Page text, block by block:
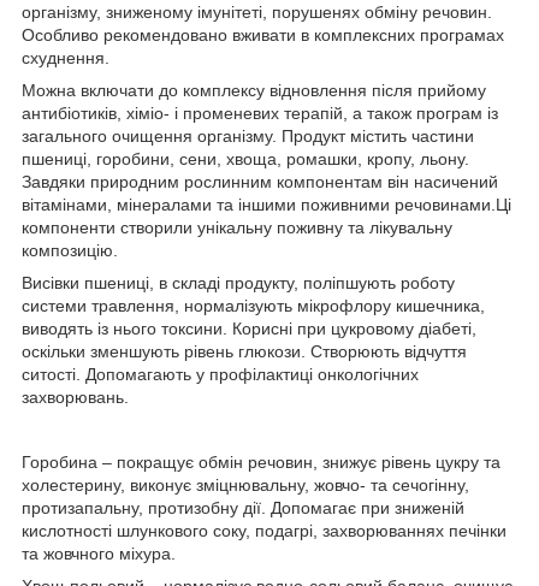
організму, зниженому імунітеті, порушенях обміну речовин.
Особливо рекомендовано вживати в комплексних програмах
схуднення.
Можна включати до комплексу відновлення після прийому
антибіотиків, хіміо- і променевих терапій, а також програм із
загального очищення організму. Продукт містить частини
пшениці, горобини, сени, хвоща, ромашки, кропу, льону.
Завдяки природним рослинним компонентам він насичений
вітамінами, мінералами та іншими поживними речовинами.Ці
компоненти створили унікальну поживну та лікувальну
композицію.
Висівки пшениці, в складі продукту, поліпшують роботу
системи травлення, нормалізують мікрофлору кишечника,
виводять із нього токсини. Корисні при цукровому діабеті,
оскільки зменшують рівень глюкози. Створюють відчуття
ситості. Допомагають у профілактиці онкологічних
захворювань.
Горобина – покращує обмін речовин, знижує рівень цукру та
холестерину, виконує зміцнювальну, жовчо- та сечогінну,
протизапальну, протизобну дії. Допомагає при зниженій
кислотності шлункового соку, подагрі, захворюваннях печінки
та жовчного міхура.